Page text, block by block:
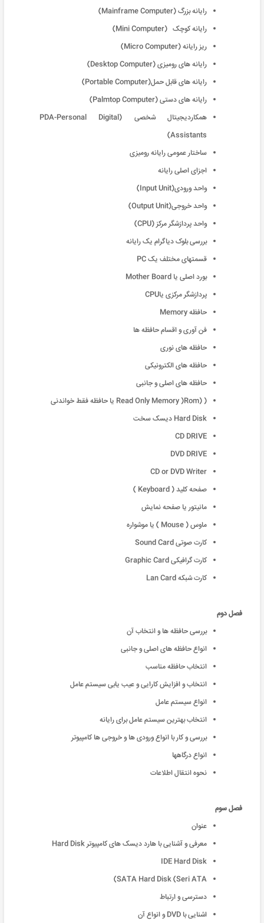
رایانه بزرگ (Mainframe Computer)
رایانه کوچک (Mini Computer)
ریز رایانه (Micro Computer)
رایانه های رومیزی (Desktop Computer)
رایانه های قابل حمل(Portable Computer)
رایانه های دستی (Palmtop Computer)
همکاردیجیتال شخصی (PDA-Personal Digital
Assistants)
ساختار عمومی رایانه رومیزی
اجزای اصلی رایانه
واحد ورودی(Input Unit)
واحد خروجی(Output Unit)
واحد پردازشگر مرکز (CPU)
بررسی بلوک دیاگرام یک رایانه
قسمتهای مختلف یک PC
بورد اصلی یا Mother Board
پردازشگر مرکزی یاCPU
حافظه Memory
فن آوری و اقسام حافظه ها
حافظه های نوری
حافظه های الکترونیکی
حافظه های اصلی و جانبی
( (Read Only Memory )Rom یا حافظه فقط خواندنی
Hard Disk دیسک سخت
CD DRIVE
DVD DRIVE
CD or DVD Writer
صفحه کلید ( Keyboard )
مانیتور یا صفحه نمایش
ماوس ( Mouse ) یا موشواره
کارت صوتی Sound Card
کارت گرافیکی Graphic Card
کارت شبکه Lan Card
فصل دوم
بررسی حافظه ها و انتخاب آن
انواع حافظه های اصلی و جانبی
انتخاب حافظه مناسب
انتخاب و افزایش کارایی و عیب یابی سیستم عامل
انواع سیستم عامل
انتخاب بهترین سیستم عامل برای رایانه
بررسی و کار با انواع ورودی ها و خروجی ها کامپیوتر
انواع درگاهها
نحوه انتقال اطلاعات
فصل سوم
عنوان
معرفی و آشنایی با هارد دیسک های کامپیوتر Hard Disk
IDE Hard Disk
SATA Hard Disk (Seri ATA)
دسترسی و ارتباط
اشنایی با DVD و انواع آن